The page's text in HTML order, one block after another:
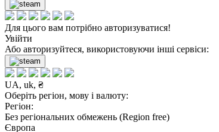
Для цього вам потрібно авторизуватися!
Увійти
Або авторизуйтеся, використовуючи інші сервіси:
UA, uk, ₴
Оберіть регіон, мову і валюту:
Регіон:
Без регіональних обмежень (Region free)
Європа